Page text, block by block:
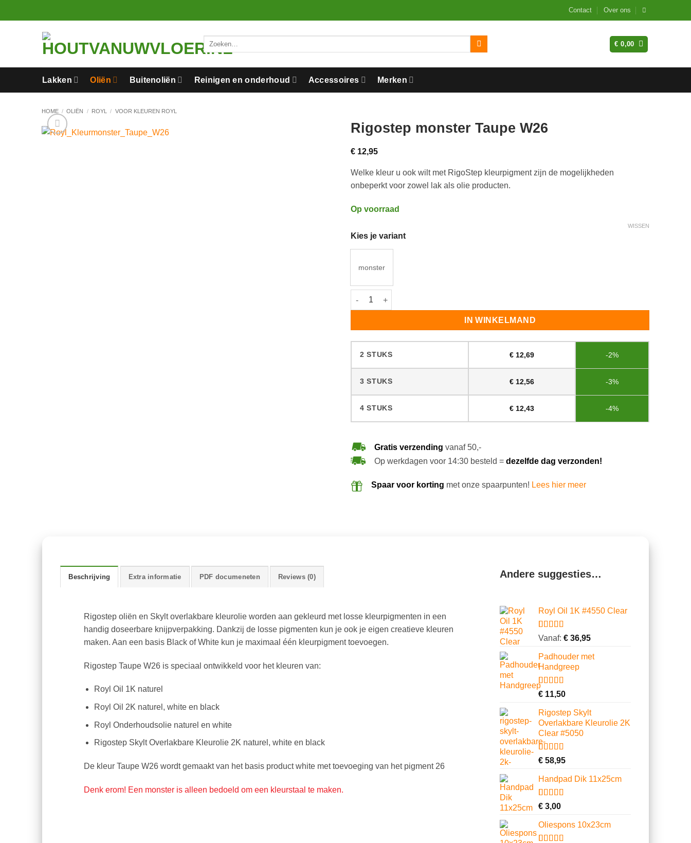
naar
Contact Over ons
Zoeken
naar:
€ 0,00
Lakken Oliën Buitenoliën Reinigen en onderhoud Accessoires Merken
HOME / OLIËN / ROYL / VOOR KLEUREN ROYL
Rigostep monster Taupe W26
€12,95
Welke kleur u ook wilt met RigoStep kleurpigment zijn de mogelijkheden
onbeperkt voor zowel lak als olie producten.
Op voorraad
Kies je variant
monster
WISSEN
Rigostep monster Taupe W26 aantal
IN WINKELMAND
2 STUKS €12,69 -2%
3 STUKS €12,56 -3%
4 STUKS €12,43 -4%
Gratis verzending vanaf 50,-
Op werkdagen voor 14:30 besteld = dezelfde dag verzonden!
Spaar voor korting met onze spaarpunten! Lees hier meer
Beschrijving Extra informatie PDF documeneten Reviews (0)
Rigostep oliën en Skylt overlakbare kleurolie worden aan gekleurd met losse kleurpigmenten in een
handig doseerbare knijpverpakking. Dankzij de losse pigmenten kun je ook je eigen creatieve kleuren
maken. Aan een basis Black of White kun je maximaal één kleurpigment toevoegen.
Rigostep Taupe W26 is speciaal ontwikkeld voor het kleuren van:
Royl Oil 1K naturel
Royl Oil 2K naturel, white en black
Royl Onderhoudsolie naturel en white
Rigostep Skylt Overlakbare Kleurolie 2K naturel, white en black
De kleur Taupe W26 wordt gemaakt van het basis product white met toevoeging van het pigment 26
Denk erom! Een monster is alleen bedoeld om een kleurstaal te maken.
Andere suggesties…
Royl Oil 1K #4550 Clear
Gewaardeerd
gebaseerd
op
2
klantbeoordelingen
Vanaf: €36,95
Padhouder met
Handgreep
Gewaardeerd
op 5
gebaseerd
op
6
klantbeoordelingen
€11,50
Rigostep Skylt
Overlakbare Kleurolie 2K
Clear #5050
Gewaardeerd
op 5
gebaseerd
op
1
klantbeoordeling
€58,95
Handpad Dik 11x25cm
Gewaardeerd
4.70
gebaseerd
op
10
klantbeoordelingen
€3,00
Oliespons 10x23cm